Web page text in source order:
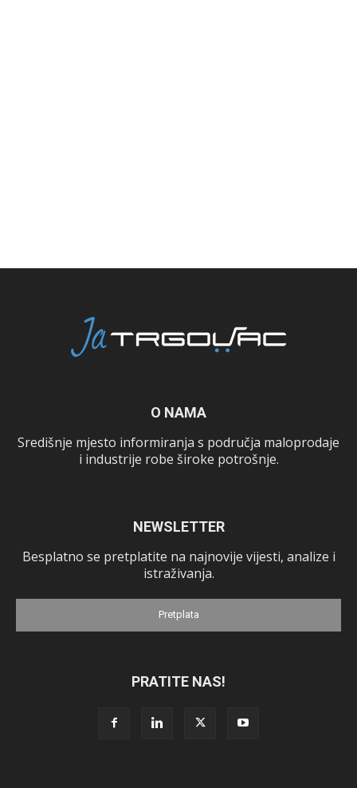
O NAMA
Središnje mjesto informiranja s područja maloprodaje
i industrije robe široke potrošnje.
NEWSLETTER
Besplatno se pretplatite na najnovije vijesti, analize i
istraživanja.
Pretplata
PRATITE NAS!